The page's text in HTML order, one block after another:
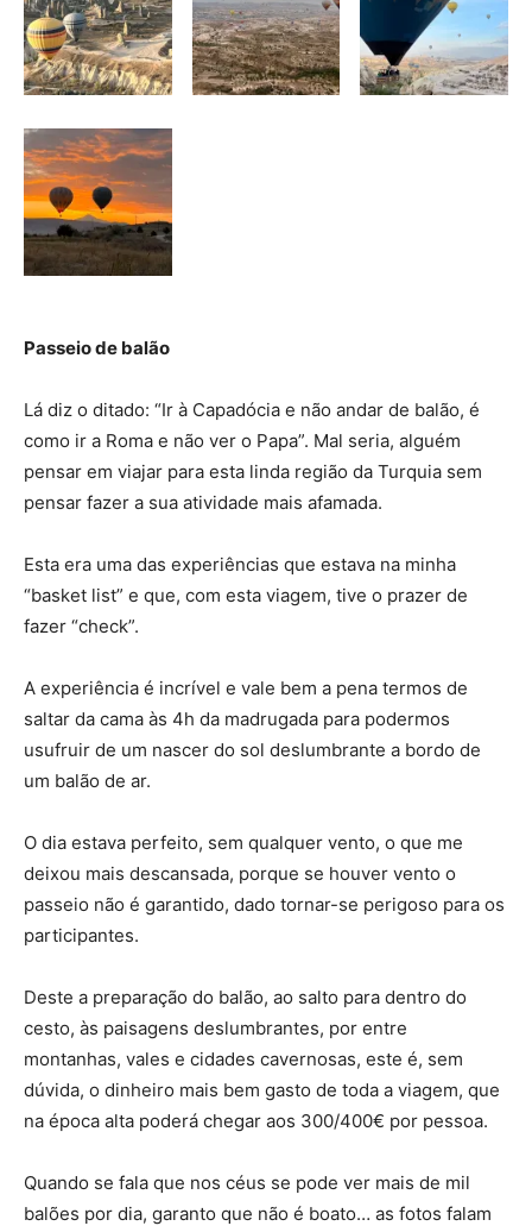
Passeio de balão
Lá diz o ditado: “Ir à Capadócia e não andar de balão, é
como ir a Roma e não ver o Papa”. Mal seria, alguém
pensar em viajar para esta linda região da Turquia sem
pensar fazer a sua atividade mais afamada.
Esta era uma das experiências que estava na minha
“basket list” e que, com esta viagem, tive o prazer de
fazer “check”.
A experiência é incrível e vale bem a pena termos de
saltar da cama às 4h da madrugada para podermos
usufruir de um nascer do sol deslumbrante a bordo de
um balão de ar.
O dia estava perfeito, sem qualquer vento, o que me
deixou mais descansada, porque se houver vento o
passeio não é garantido, dado tornar-se perigoso para os
participantes.
Deste a preparação do balão, ao salto para dentro do
cesto, às paisagens deslumbrantes, por entre
montanhas, vales e cidades cavernosas, este é, sem
dúvida, o dinheiro mais bem gasto de toda a viagem, que
na época alta poderá chegar aos 300/400€ por pessoa.
Quando se fala que nos céus se pode ver mais de mil
balões por dia, garanto que não é boato… as fotos falam